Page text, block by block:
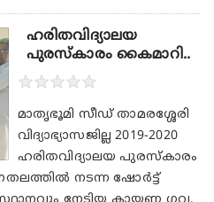
ഹരിതവിദ്യാലയ
പുരസ്കാരം കൈമാറി..
★★★★★
മാതൃഭൂമി സീഡ് താമരശ്ശേരി
വിദ്യാഭ്യാസജില്ല 2019-2020
ഹരിതവിദ്യാലയ പുരസ്കാരം
നടന്ന ഷോർട്ട്